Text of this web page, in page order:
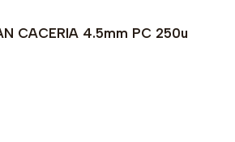
CACERIA 4.5mm PC 250u